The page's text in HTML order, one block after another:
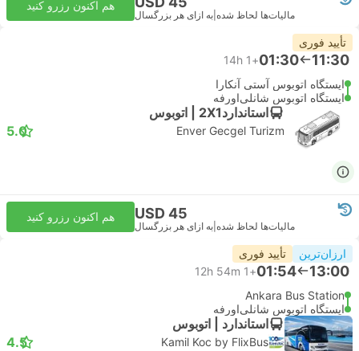
مالیات‌ها لحاظ شده به ازای هر بزرگسال
هم اکنون رزرو کنید
تأیید فوری
11:30
01:30
+1
14h
ایستگاه اتوبوس آستی آنکارا
ایستگاه اتوبوس شانلی‌اورفه
استاندارد2X1 | اتوبوس
Enver Gecgel Turizm
5.0
USD 45
مالیات‌ها لحاظ شده به ازای هر بزرگسال
هم اکنون رزرو کنید
ارزان‌ترین تأیید فوری
13:00
01:54
+1
12h 54m
Ankara Bus Station
ایستگاه اتوبوس شانلی‌اورفه
استاندارد | اتوبوس
Kamil Koc by FlixBus
4.5